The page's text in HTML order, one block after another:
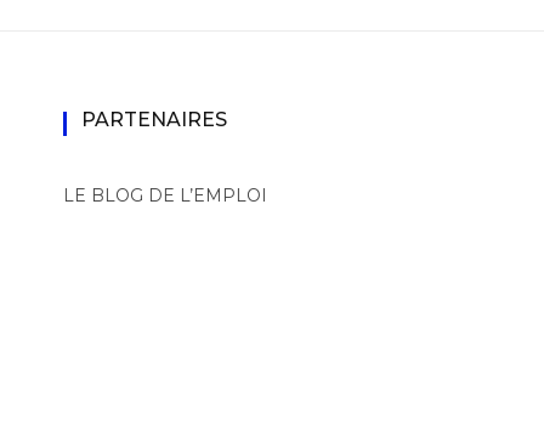
PARTENAIRES
LE BLOG DE L’EMPLOI